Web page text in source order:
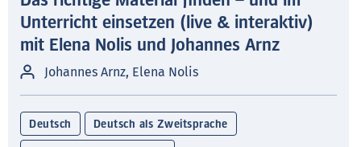
Unterricht einsetzen (live & interaktiv)
mit Elena Nolis und Johannes Arnz
Johannes Arnz, Elena Nolis
Deutsch Deutsch als Zweitsprache